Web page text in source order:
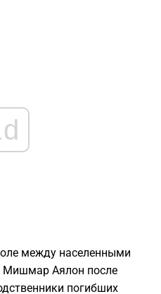
между населенными
Мишмар Аялон после
погибших